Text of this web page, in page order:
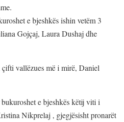
e bjeshkës ishin vetëm 3
Gojçaj, Laura Dushaj dhe
vallëzues më i mirë, Daniel
e bjeshkës këtij viti i
Nikprelaj , gjegjësisht pronarët